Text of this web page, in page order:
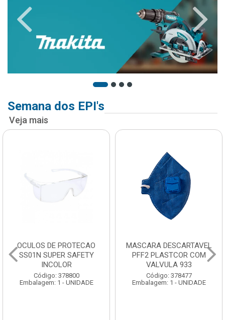
Semana dos EPI's
Veja mais
OCULOS DE PROTECAO
SS01N SUPER SAFETY
INCOLOR
Código: 378800
Embalagem: 1 - UNIDADE
MASCARA DESCARTAVEL
PFF2 PLASTCOR COM
VALVULA 933
Código: 378477
Embalagem: 1 - UNIDADE